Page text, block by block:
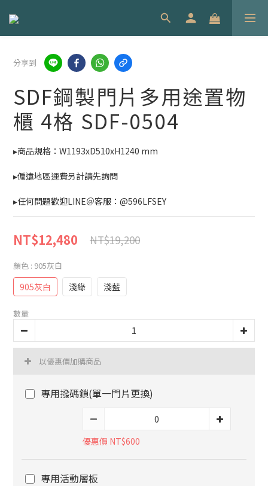
分享到
SDF鋼製門片多用途置物
櫃 4格 SDF-0504
▸商品規格：W1193xD510xH1240 mm
▸偏遠地區運費另計請先詢問
▸任何問題歡迎LINE＠客服：@596LFSEY
NT$19,200
NT$12,480
顏色 : 905灰白
905灰白 淺綠 淺藍
數量
以優惠價加購商品
專用撥碼鎖(單一門片更換)
優惠價 NT$600
專用活動層板